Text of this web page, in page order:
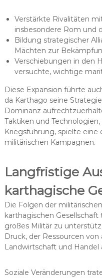
Verstärkte Rivalitäten
insbesondere Rom und
Bildung strategischer
Mächten zur
Verschiebungen in den
versuchte, wichtige
Diese Expansion führte
da Karthago seine
Dominanz
Taktiken und
Kriegsführung, spielte eine
militärischen Kampagnen.
Langfristige
karthagische
Die Folgen der
karthagischen Gesellschaft
großes Militär zu
Druck, der Ressourcen
Landwirtschaft und Handel
Soziale Veränderungen